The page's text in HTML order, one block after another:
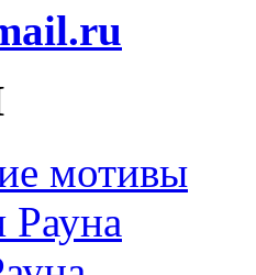
мотивы
Рауна